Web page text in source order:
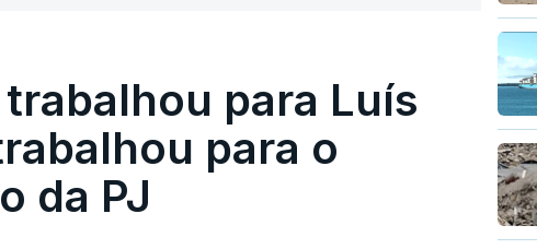
para Luís
para o
da PJ